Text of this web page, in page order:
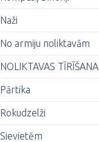
Naži
No armiju noliktavām
NOLIKTAVAS TĪRĪŠANA
Pārtika
Rokudzelži
Sievietēm